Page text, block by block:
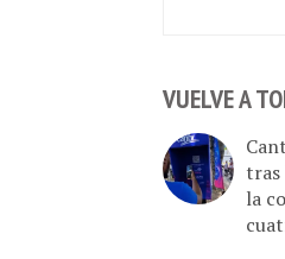
VUELVE A
tras
la